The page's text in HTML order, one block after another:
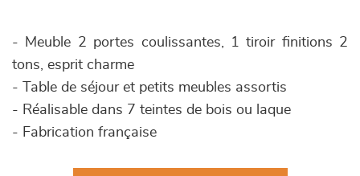
- Meuble 2 portes coulissantes, 1 tiroir finitions 2
tons, esprit charme
- Table de séjour et petits meubles assortis
- Réalisable dans 7 teintes de bois ou laque
- Fabrication française